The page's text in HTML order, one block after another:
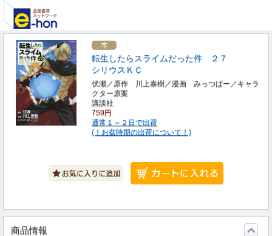
転生したらスライムだった件 ２７
シリウスＫＣ
伏瀬／原作 川上泰樹／漫画 みっつばー／キャラ
クター原案
講談社
759円
通常１～２日で出荷
(！お盆時期の出荷について！)
商品情報